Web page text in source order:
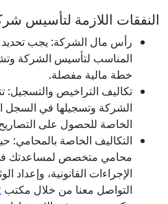
النفقات اللازمة لتأسيس
رأس مال الشركة: يجب
المناسب لتأسيس الشركة
خطة مالية مفصلة.
تكاليف التراخيص
الشركة وتسجيلها في السجل
الخاصة للحصول على
التكاليف الخاصة بالمحامي:
محامي متخصص لمساعدتك
الإجراءات القانونية، وإعداد
التواصل معنا من خلال مكتب